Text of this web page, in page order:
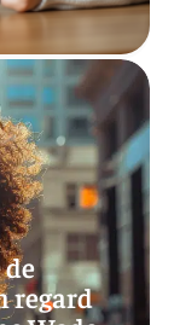
regard